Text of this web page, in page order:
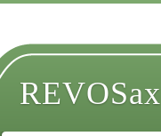
REVOSax